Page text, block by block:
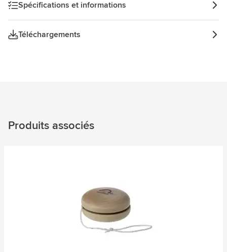
Spécifications et informations
Téléchargements
Produits associés